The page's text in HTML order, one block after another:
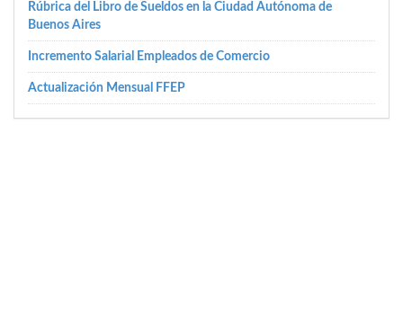
Rúbrica del Libro de Sueldos en la Ciudad Autónoma de
Buenos Aires
Incremento Salarial Empleados de Comercio
Actualización Mensual FFEP